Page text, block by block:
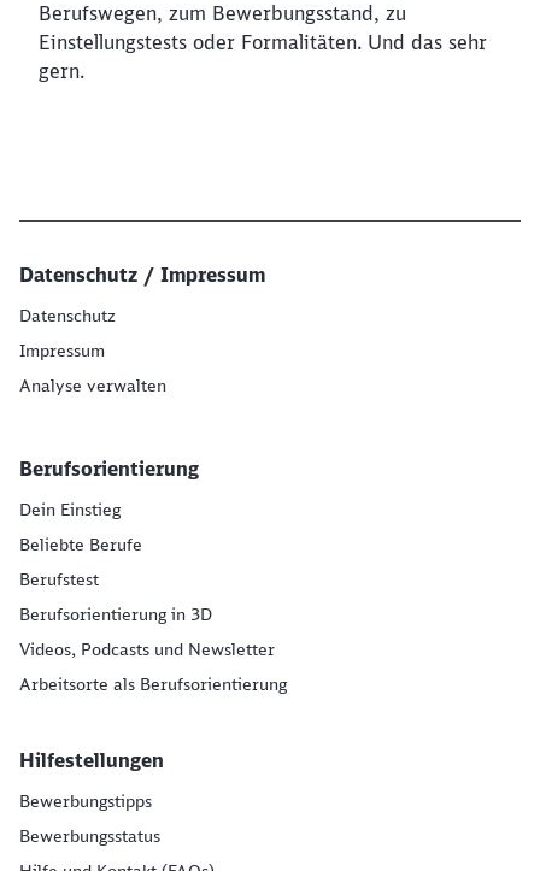
Berufswegen, zum Bewerbungsstand, zu
Einstellungstests oder Formalitäten. Und das sehr
gern.
Datenschutz / Impressum
Datenschutz
Impressum
Analyse verwalten
Berufsorientierung
Dein Einstieg
Beliebte Berufe
Berufstest
Berufsorientierung in 3D
Videos, Podcasts und Newsletter
Arbeitsorte als Berufsorientierung
Hilfestellungen
Bewerbungstipps
Bewerbungsstatus